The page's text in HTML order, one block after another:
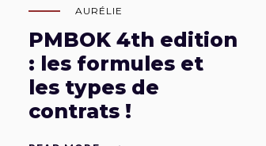
AURÉLIE
PMBOK 4th edition
: les formules et
les types de
contrats !